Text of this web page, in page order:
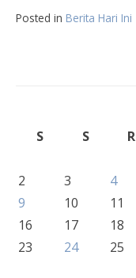
Posted in Berita Hari Ini
S
S R
2
3 4
9
10 11
16
17 18
23
24 25